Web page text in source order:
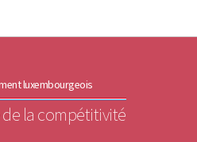
principal
contenu
luxembourgeois
la compétitivité